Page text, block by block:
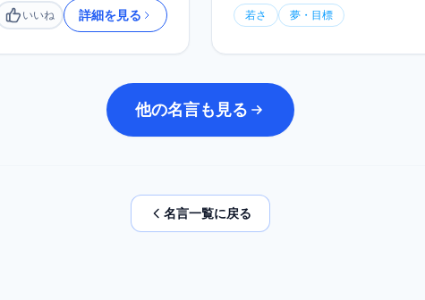
いいね
いいね 詳細を見る 若さ 夢・目標
他の名言も見る
名言一覧に戻る